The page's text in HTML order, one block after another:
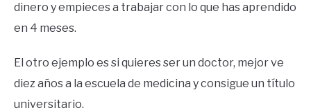
dinero y empieces a trabajar con lo que has aprendido
en 4 meses.
El otro ejemplo es si quieres ser un doctor, mejor ve
diez años a la escuela de medicina y consigue un título
universitario.